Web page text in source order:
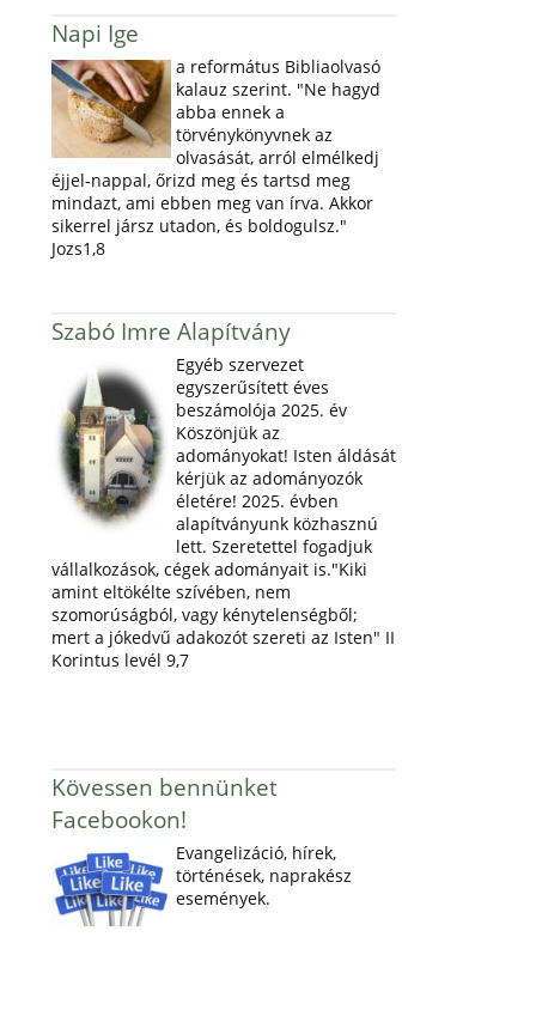
Napi Ige
a református Bibliaolvasó
kalauz szerint. "Ne hagyd
abba ennek a
törvénykönyvnek az
olvasását, arról elmélkedj
éjjel-nappal, őrizd meg és tartsd meg
mindazt, ami ebben meg van írva. Akkor
sikerrel jársz utadon, és boldogulsz."
Jozs1,8
Szabó Imre Alapítvány
Egyéb szervezet
egyszerűsített éves
beszámolója 2025. év
Köszönjük az
adományokat! Isten áldását
kérjük az adományozók
életére! 2025. évben
alapítványunk közhasznú
lett. Szeretettel fogadjuk
vállalkozások, cégek adományait is."Kiki
amint eltökélte szívében, nem
szomorúságból, vagy kénytelenségből;
mert a jókedvű adakozót szereti az Isten" II
Korintus levél 9,7
Kövessen bennünket
Facebookon!
Evangelizáció, hírek,
történések, naprakész
események.